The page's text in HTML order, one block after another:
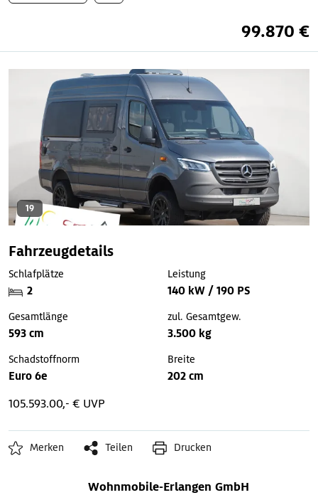
99.870 €
19
Fahrzeugdetails
Schlafplätze
2
Leistung
140 kW / 190 PS
Gesamtlänge
593 cm
zul. Gesamtgew.
3.500 kg
Schadstoffnorm
Euro 6e
Breite
202 cm
105.593.00,- € UVP
Merken Teilen Drucken
Wohnmobile-Erlangen GmbH